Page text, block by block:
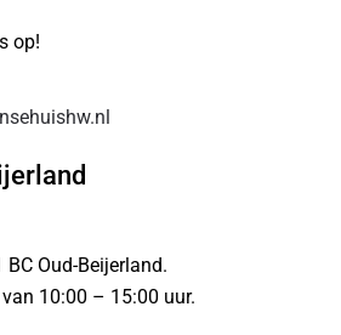
op!
Oud-Beijerland.
10:00 – 15:00 uur.